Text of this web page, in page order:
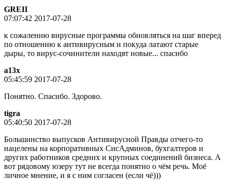
GREII
07:07:42 2017-07-28
к сожалению вирусные программы обновляться на шаг вперед
по отношению к антивирусным и покуда латают старые
дыры, то вирус-сочинители находят новые... спасибо
a13x
05:45:59 2017-07-28
Понятно. Спасибо. Здорово.
tigra
05:40:50 2017-07-28
Большинство выпусков Антивирусной Правды отчего-то
нацелены на корпоративных СисАдминов, бухгалтеров и
других работников средних и крупных соединений бизнеса. А
вот рядовому юзеру тут не всегда понятно о чём речь. Моё
личное мнение, и я с ним согласен (если чё)))